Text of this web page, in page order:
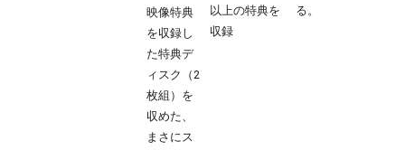
映像特典
を収録し
た特典デ
ィスク（2
枚組）を
収めた、
まさにス
以上の特典を
収録
る。